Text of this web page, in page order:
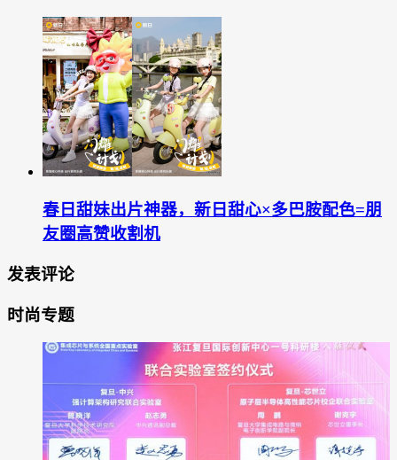
春日甜妹出片神器，新日甜心×多巴胺配色=朋
友圈高赞收割机
发表评论
时尚专题